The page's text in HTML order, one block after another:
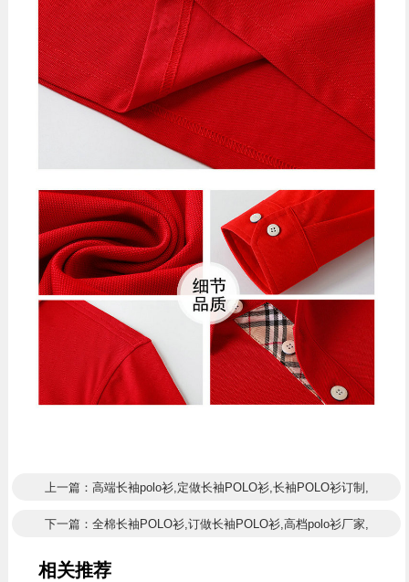
上一篇：高端长袖polo衫,定做长袖POLO衫,长袖POLO衫订制,
下一篇：全棉长袖POLO衫,订做长袖POLO衫,高档polo衫厂家,
相关推荐